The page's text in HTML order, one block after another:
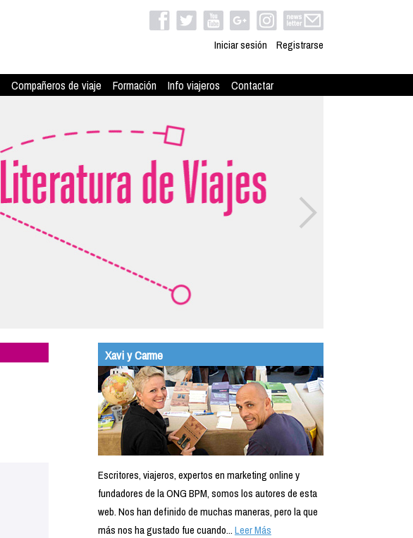
Iniciar sesión Registrarse
Compañeros de viaje Formación Info viajeros Contactar
Xavi y Carme
Escritores, viajeros, expertos en marketing online y
fundadores de la ONG BPM, somos los autores de esta
web. Nos han definido de muchas maneras, pero la que
más nos ha gustado fue cuando...Leer Más